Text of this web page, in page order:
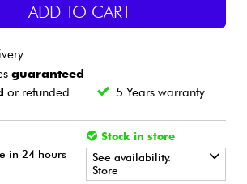
Access.
ADD TO CART
guaranteed
or refunded 5 Years warranty
in 24 hours
Stock in store
See availability.
Store